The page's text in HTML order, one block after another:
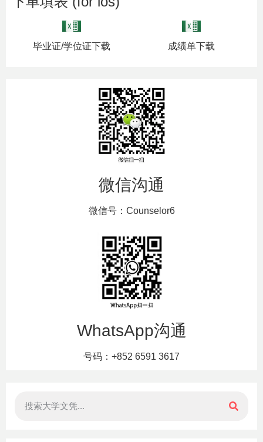
毕业证/学位证下载 成绩单下载
微信沟通
微信号：Counselor6
WhatsApp沟通
号码：+852 6591 3617